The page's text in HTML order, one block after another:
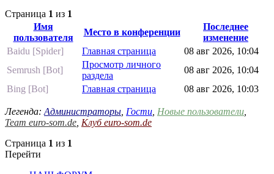
Страница 1 из 1
Имя
пользователя
Место в конференции
Последнее
изменение
Baidu [Spider]
Главная страница
08 авг 2026, 10:04
Semrush [Bot]
Просмотр личного
раздела
08 авг 2026, 10:04
Bing [Bot]
Главная страница 08 авг 2026, 10:03
Легенда: Администраторы Гости Новые пользователи
Team euro-som.de Клуб euro-som.de
Страница 1 из 1
Перейти